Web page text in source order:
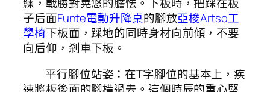
練，戰勝對晃悠的膽怯。下板時，把踩在板
子后面Funte電動升降桌的腳放亞梭Artso工
學椅下板面，踩地的同時身材向前傾，不要
向后仰，剎車下板。
平行腳位站姿：在T字腳位的基本上，疾